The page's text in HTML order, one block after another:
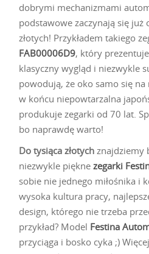
dobrymi mechanizmami
podstawowe zaczynają się
złotych! Przykładem takiego
FAB00006D9, który
klasyczny wygląd i niezwykle
powodują, że oko samo się
w końcu niepowtarzalna
produkuje zegarki od 70 lat.
bo naprawdę warto!
Do tysiąca złotych znajdziemy
niezwykle pięknezegarki
sobie nie jednego miłośnika i
wysoka kultura pracy,
design, którego nie trzeba
przykład? Model Festina
przyciąga i bosko cyka ;)